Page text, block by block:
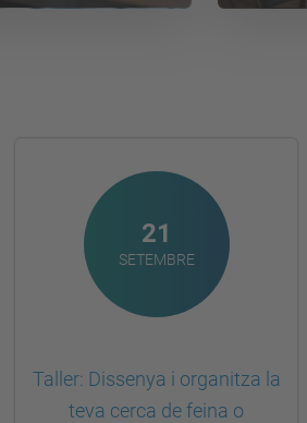
21
SETEMBRE
Taller: Dissenya i organitza la
teva cerca de feina o